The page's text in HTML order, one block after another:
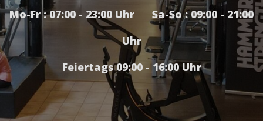
Mo-Fr : 07:00 - 23:00 Uhr Sa-So : 09:00 - 21:00
Uhr
Feiertags 09:00 - 16:00 Uhr